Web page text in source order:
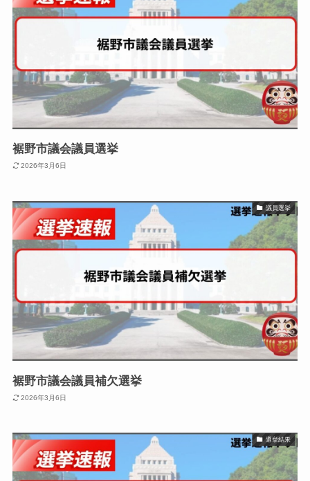
裾野市議会議員選挙
2026年3月6日
議員選挙
裾野市議会議員補欠選挙
2026年3月6日
選挙結果